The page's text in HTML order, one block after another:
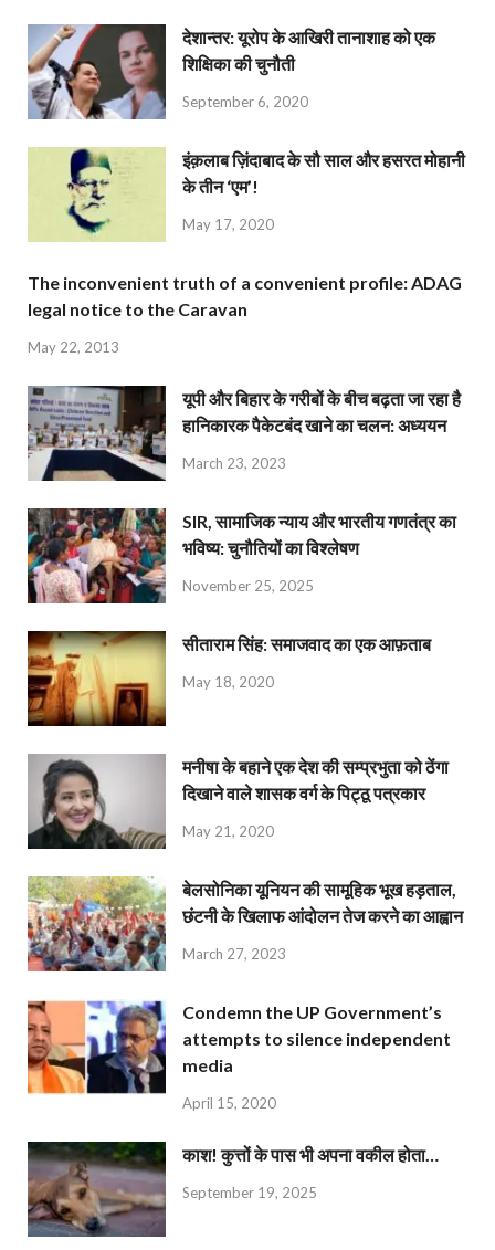
देशान्‍तर: यूरोप के आखिरी तानाशाह को एक
शिक्षिका की चुनौती
September 6, 2020
इंक़लाब ज़िंदाबाद के सौ साल और हसरत मोहानी
के तीन ‘एम’!
May 17, 2020
The inconvenient truth of a convenient profile: ADAG
legal notice to the Caravan
May 22, 2013
यूपी और बिहार के गरीबों के बीच बढ़ता जा रहा है
हानिकारक पैकेटबंद खाने का चलन: अध्ययन
March 23, 2023
SIR, सामाजिक न्याय और भारतीय गणतंत्र का
भविष्य: चुनौतियों का विश्लेषण
November 25, 2025
सीताराम सिंह: समाजवाद का एक आफ़ताब
May 18, 2020
मनीषा के बहाने एक देश की सम्प्रभुता को ठेंगा
दिखाने वाले शासक वर्ग के पिट्ठू पत्रकार
May 21, 2020
बेलसोनिका यूनियन की सामूहिक भूख हड़ताल,
छंटनी के खिलाफ आंदोलन तेज करने का आह्वान
March 27, 2023
Condemn the UP Government’s
attempts to silence independent
media
April 15, 2020
काश! कुत्तों के पास भी अपना वकील होता…
September 19, 2025